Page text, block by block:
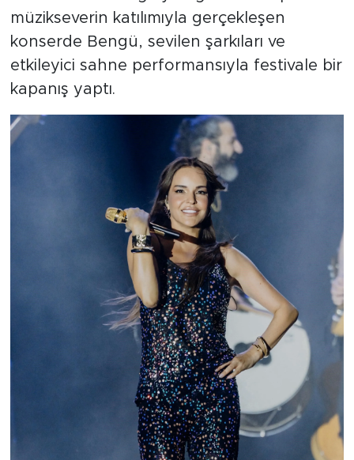
müzikseverin katılımıyla gerçekleşen
konserde Bengü, sevilen şarkıları ve
etkileyici sahne performansıyla festivale bir
kapanış yaptı.